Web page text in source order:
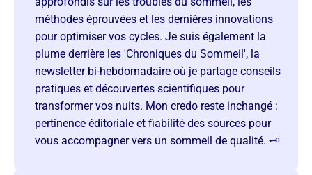
méthodes éprouvées et les dernières innovations
pour optimiser vos cycles. Je suis également la
plume derrière les 'Chroniques du Sommeil', la
newsletter bi-hebdomadaire où je partage conseils
pratiques et découvertes scientifiques pour
transformer vos nuits. Mon credo reste inchangé :
pertinence éditoriale et fiabilité des sources pour
vous accompagner vers un sommeil de qualité. 🗝️